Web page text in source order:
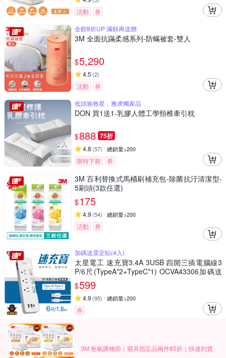
活動
券
全館8折UP 滿額再送贈
3M 全面抗蹣柔感系列-防螨被套-雙人
$5,290
4.5 (2)
活動
券
低頭族救星，雅虎獨家品
DON 買1送1-乳膠人體工學頸椎牽引枕
$888 75折
4.8 (57) 總銷量>200
限時下殺 券
3M 百利替換式馬桶刷補充包-除菌抗汙清潔型-
5刷頭(3款任選)
$175
4.9 (54) 總銷量>200
活動 券
加碼送震定貼(4入)
太星電工 速充寶3.4A 3USB 四開三插電腦線3
P/6尺(TypeA*2+TypeC*1) OCVA43306加碼送
震定貼(4入)
$599
4.9 (95) 總銷量>200
券
3M 爸氣購物節｜寢具指定品兩件85折｜快速到貨